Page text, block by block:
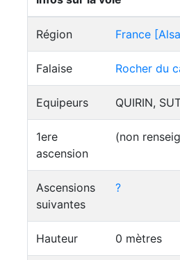
Région France
Falaise Rocher du
Equipeurs QUIRIN,
1ere
ascension
(non
Ascensions
suivantes
?
Hauteur 0 mètres